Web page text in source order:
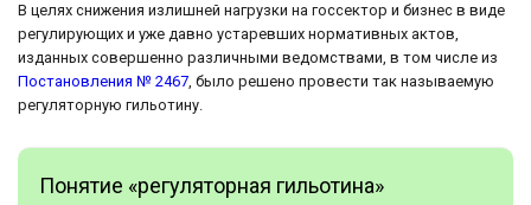
В целях снижения излишней нагрузки на госсектор и бизнес в виде
регулирующих и уже давно устаревших нормативных актов,
изданных совершенно различными ведомствами, в том числе из
Постановления № 2467, было решено провести так называемую
регуляторную гильотину.
Понятие «регуляторная гильотина»